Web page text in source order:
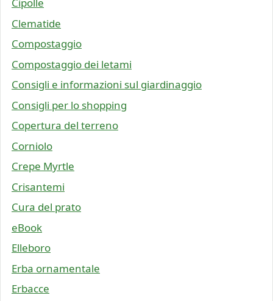
Clematide
Compostaggio
Compostaggio dei letami
Consigli e informazioni sul giardinaggio
Consigli per lo shopping
Copertura del terreno
Corniolo
Crepe Myrtle
Crisantemi
Cura del prato
eBook
Elleboro
Erba ornamentale
Erbacce